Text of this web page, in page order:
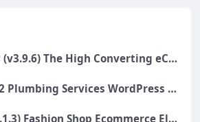
MinimogWP (v3.9.6) The High Converting eCommerce WordPress Theme
Plumbio v2.2 Plumbing Services WordPress Theme
Anarkali (v1.1.3) Fashion Shop Ecommerce Elementor Theme